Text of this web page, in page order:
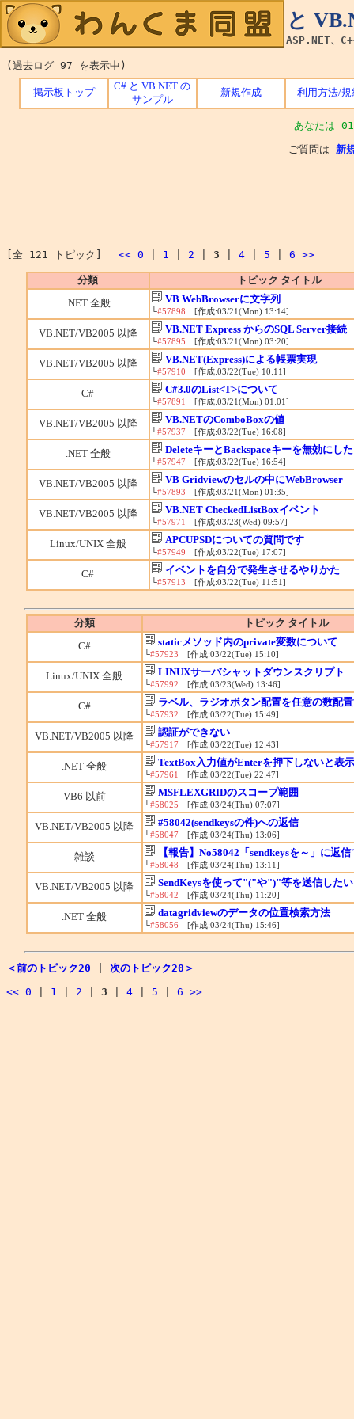
C# と
ASP.NET、
(過去ログ 97 を表示中)
掲示板トップ
C# と VB.NET の
サンプル
新規作成 利用方法/規
あなたは
ご質問は 新
[全 121 トピック] << 0 1 2 3 4 5 6 >>
分類 トピック タイトル
.NET 全般 VB WebBrowserに文字列
└#57898 [作成:03/21(Mon) 13:14]
VB.NET/VB2005 以降 VB.NET Express からのSQL Server接続
└#57895 [作成:03/21(Mon) 03:20]
VB.NET/VB2005 以降 VB.NET(Express)による帳票実現
└#57910 [作成:03/22(Tue) 10:11]
C# C#3.0のList<T>について
└#57891 [作成:03/21(Mon) 01:01]
VB.NET/VB2005 以降 VB.NETのComboBoxの値
└#57937 [作成:03/22(Tue) 16:08]
.NET 全般 DeleteキーとBackspaceキーを無効にし
└#57947 [作成:03/22(Tue) 16:54]
VB.NET/VB2005 以降 VB Gridviewのセルの中にWebBrowser
└#57893 [作成:03/21(Mon) 01:35]
VB.NET/VB2005 以降 VB.NET CheckedListBoxイベント
└#57971 [作成:03/23(Wed) 09:57]
Linux/UNIX 全般 APCUPSDについての質問です
└#57949 [作成:03/22(Tue) 17:07]
C# イベントを自分で発生させるやりかた
└#57913 [作成:03/22(Tue) 11:51]
分類 トピック タイトル
C# staticメソッド内のprivate変数について
└#57923 [作成:03/22(Tue) 15:10]
Linux/UNIX 全般 LINUXサーバシャットダウンスクリプト
└#57992 [作成:03/23(Wed) 13:46]
C# ラベル、ラジオボタン配置を任意の数配
└#57932 [作成:03/22(Tue) 15:49]
VB.NET/VB2005 以降 認証ができない
└#57917 [作成:03/22(Tue) 12:43]
.NET 全般 TextBox入力値がEnterを押下しないと表
└#57961 [作成:03/22(Tue) 22:47]
VB6 以前 MSFLEXGRIDのスコープ範囲
└#58025 [作成:03/24(Thu) 07:07]
VB.NET/VB2005 以降 #58042(sendkeysの件)への返信
└#58047 [作成:03/24(Thu) 13:06]
雑談 【報告】No58042「sendkeysを～」に返
└#58048 [作成:03/24(Thu) 13:11]
VB.NET/VB2005 以降 SendKeysを使って"("や")"等を送信したい
└#58042 [作成:03/24(Thu) 11:20]
.NET 全般 datagridviewのデータの位置検索方法
└#58056[作成:03/24(Thu) 15:46]
＜前のトピック20
次のトピック20＞
<< 0 1 2 3 4 5 6 >>